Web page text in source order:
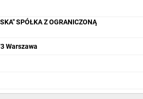
SPÓŁKA Z OGRANICZONĄ
Warszawa